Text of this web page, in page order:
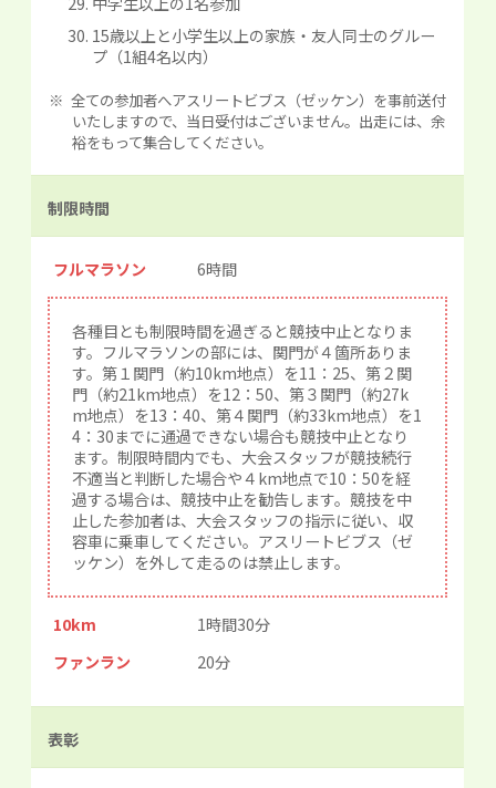
15歳以上と小学生以上の家族・友人同士のグルー
プ（1組4名以内）
全ての参加者へアスリートビブス（ゼッケン）を事前送付
いたしますので、当日受付はございません。出走には、余
裕をもって集合してください。
制限時間
フルマラソン 6時間
各種目とも制限時間を過ぎると競技中止となりま
す。フルマラソンの部には、関門が４箇所ありま
す。第１関門（約10km地点）を11：25、第２関
門（約21km地点）を12：50、第３関門（約27k
m地点）を13：40、第４関門（約33km地点）を1
4：30までに通過できない場合も競技中止となり
ます。制限時間内でも、大会スタッフが競技続行
不適当と判断した場合や４km地点で10：50を経
過する場合は、競技中止を勧告します。競技を中
止した参加者は、大会スタッフの指示に従い、収
容車に乗車してください。アスリートビブス（ゼ
ッケン）を外して走るのは禁止します。
10km
1時間30分
ファンラン
20分
表彰